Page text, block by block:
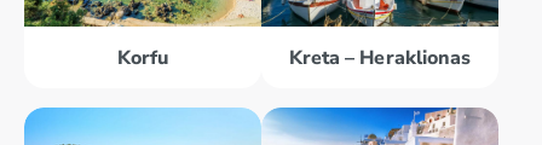
Korfu Kreta – Heraklionas